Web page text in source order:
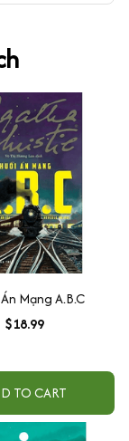
Mạng A.B.C
$18.99
TO CART